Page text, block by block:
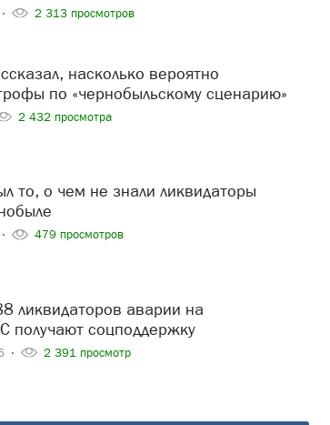
2 313 просмотров
по «чернобыльскому сценарию»
2 432 просмотра
479 просмотров
получают соцподдержку
2 391 просмотр